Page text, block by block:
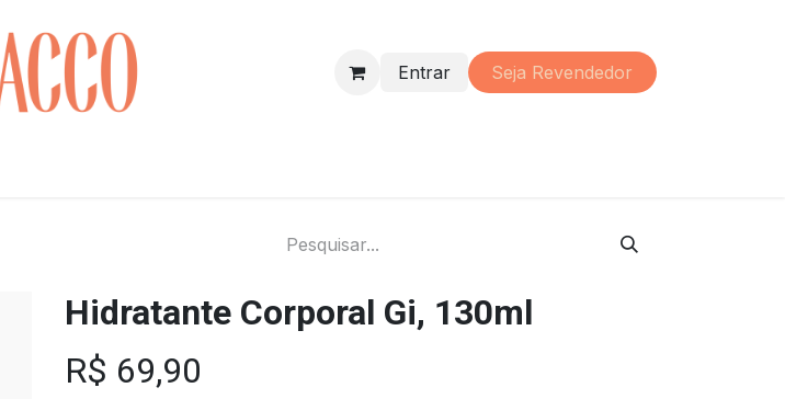
Entrar Seja Re​vendedor
Hidratante Corporal Gi, 130ml
R$ 69,90